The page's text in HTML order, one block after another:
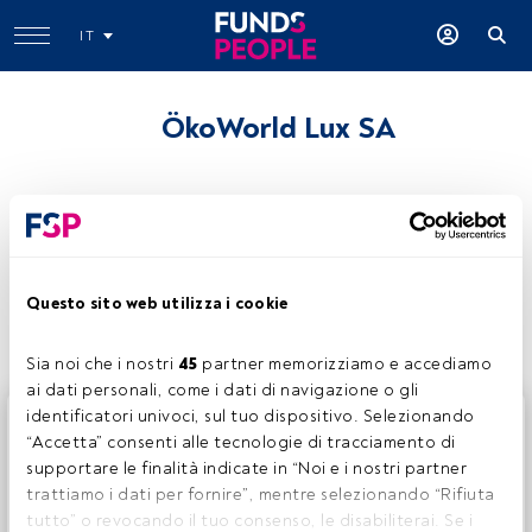
Questo sito web utilizza i cookie
Sia noi che i nostri 45 partner memorizziamo e accediamo
ai dati personali, come i dati di navigazione o gli
identificatori univoci, sul tuo dispositivo. Selezionando
“Accetta” consenti alle tecnologie di tracciamento di
supportare le finalità indicate in “Noi e i nostri partner
trattiamo i dati per fornire”, mentre selezionando “Rifiuta
tutto” o revocando il tuo consenso, le disabiliterai. Se i
IT
ÖkoWorld Lux SA
Questo è un articolo riservato agli utenti FundsPeople. Se
sei già registrato, accedi tramite il pulsante Login. Se non
hai ancora un account, ti invitiamo a registrarti per scoprire
tutti i contenuti che FundsPeople ha da offrire.